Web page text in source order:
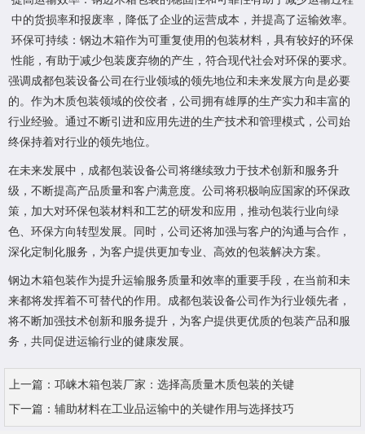
中的货损率和报废率，降低了企业的运营成本，并提高了运输效率。
环保可持续：钢边木箱作为可重复使用的包装材料，具有较好的环保
性能，有助于减少包装废弃物的产生，符合现代社会对环保的要求。
强调成都包装设备公司在行业领域的领先地位和未来发展方向是必要
的。作为木质包装领域的佼佼者，公司拥有雄厚的生产实力和丰富的
行业经验。通过不断引进和应用先进的生产技术和管理模式，公司始
终保持着对行业的领先地位。
在未来发展中，成都包装设备公司将继续致力于技术创新和服务升
级，不断提高产品质量和客户满意度。公司将积极响应国家的环保政
策，加大对环保包装材料和工艺的研发和应用，推动包装行业向绿
色、环保方向转型发展。同时，公司还将加强与客户的沟通与合作，
深化定制化服务，为客户提供更加专业、高效的包装解决方案。
钢边木箱包装作为提升运输服务质量和效率的重要手段，在当前和未
来都将发挥着不可替代的作用。成都包装设备公司作为行业领先者，
将不断加强技术创新和服务提升，为客户提供更优质的包装产品和服
务，共同促进运输行业的健康发展。
上一篇： 邛崃木箱包装厂家：选择高质量木质包装的关键
下一篇： 辅助材料在工业品运输中的关键作用与选择技巧